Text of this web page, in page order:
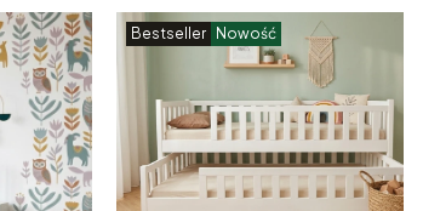
Bestseller Nowość